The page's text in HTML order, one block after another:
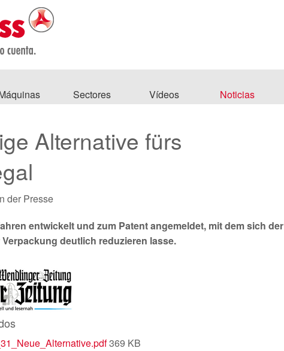
Sectores Vídeos Noticias
Alternative fürs
der Presse
entwickelt und zum Patent angemeldet, mit dem sich der
deutlich reduzieren lasse.
369 KB